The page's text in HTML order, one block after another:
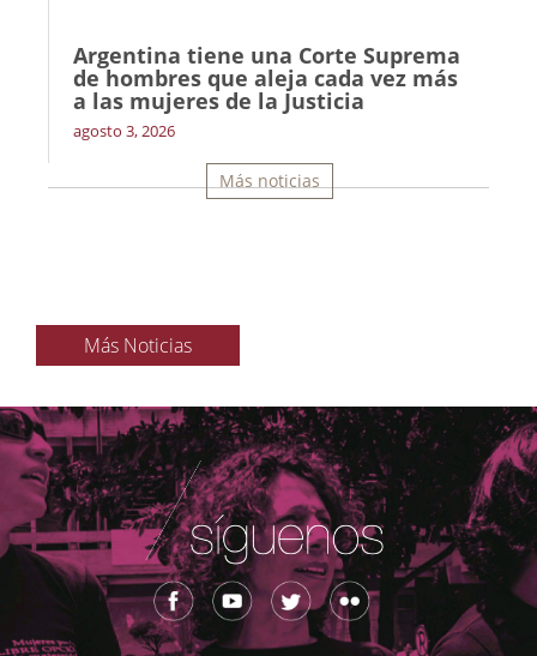
Argentina tiene una Corte Suprema
de hombres que aleja cada vez más
a las mujeres de la Justicia
agosto 3, 2026
Más noticias
Más Noticias